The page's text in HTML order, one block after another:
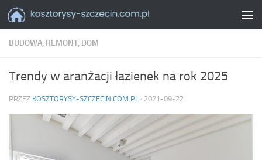
Skip to content
BUDOWA, REMONT, DOM
Trendy w aranżacji łazienek na rok 2025
PRZEZ KOSZTORYSY-SZCZECIN.COM.PL · 2021-09-22